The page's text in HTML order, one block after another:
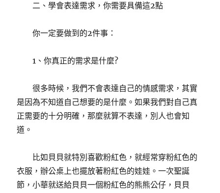
二、學會表達需求，你需要具備這2點
你一定要做到的2件事：
1、你真正的需求是什麼?
很多時候，我們不會表達自己的情感需求，其實
是因為不知道自己想要的是什麼。如果我們對自己真
正需要的十分明確，那麼就算不表達，別人也會知
道。
比如貝貝就特別喜歡粉紅色，就經常穿粉紅色的
衣服，辦公桌上也擺放著粉紅色的娃娃。一次聖誕
節，小華就送給貝貝一個粉紅色的熊熊公仔，貝貝